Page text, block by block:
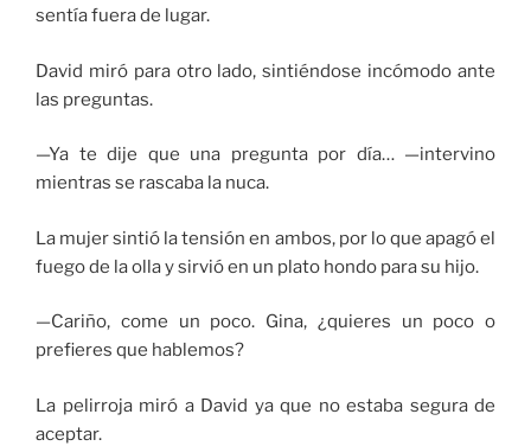
sentía fuera de lugar.
David miró para otro lado, sintiéndose incómodo ante
las preguntas.
—Ya te dije que una pregunta por día… —intervino
mientras se rascaba la nuca.
La mujer sintió la tensión en ambos, por lo que apagó el
fuego de la olla y sirvió en un plato hondo para su hijo.
—Cariño, come un poco. Gina, ¿quieres un poco o
prefieres que hablemos?
La pelirroja miró a David ya que no estaba segura de
aceptar.